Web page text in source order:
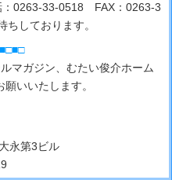
：0263-33-0518 FAX：0263-3
しております。
マガジン、むたい俊介ホーム
いいたします。
永第3ビル